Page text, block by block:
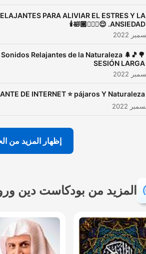
🙏 Sesiones de relajación:
👋 SÍGUEME EN:
📲 TELEGRAM:
PARA ALIVIAR EL ESTRES Y LA
ANSIEDAD. 😌🧘🏽‍♀️🛀🏽🕯
Sonidos Relajantes de la Naturaleza 🌲🎵🌳
SESIÓN LARGA
DE INTERNET ‍⭐️ pájaros Y Naturaleza 🐦🌲
إظهار المزيد من
المزيد من بودكاست دين